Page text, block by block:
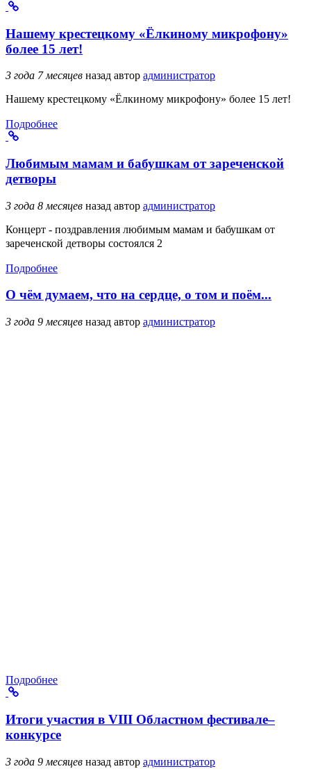
Нашему крестецкому «Ёлкиному микрофону»
более 15 лет!
3 года 7 месяцев назад автор администратор
Нашему крестецкому «Ёлкиному микрофону» более 15 лет!
Подробнее
Любимым мамам и бабушкам от зареченской
детворы
3 года 8 месяцев назад автор администратор
Концерт - поздравления любимым мамам и бабушкам от
зареченской детворы состоялся 2
Подробнее
О чём думаем, что на сердце, о том и поём...
3 года 9 месяцев назад автор администратор
Подробнее
Итоги участия в VIII Областном фестивале–
конкурсе
3 года 9 месяцев назад автор администратор